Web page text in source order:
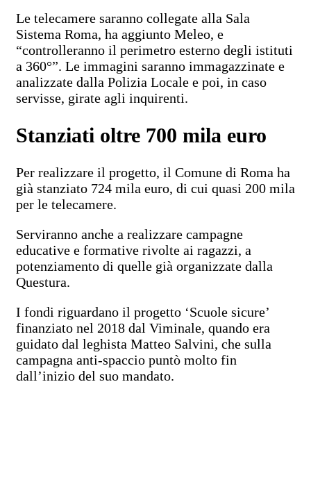
Le telecamere saranno collegate alla Sala
Sistema Roma, ha aggiunto Meleo, e
“controlleranno il perimetro esterno degli istituti
a 360°”. Le immagini saranno immagazzinate e
analizzate dalla Polizia Locale e poi, in caso
servisse, girate agli inquirenti.
Stanziati oltre 700 mila euro
Per realizzare il progetto, il Comune di Roma ha
già stanziato 724 mila euro, di cui quasi 200 mila
per le telecamere.
Serviranno anche a realizzare campagne
educative e formative rivolte ai ragazzi, a
potenziamento di quelle già organizzate dalla
Questura.
I fondi riguardano il progetto ‘Scuole sicure’
finanziato nel 2018 dal Viminale, quando era
guidato dal leghista Matteo Salvini, che sulla
campagna anti-spaccio puntò molto fin
dall’inizio del suo mandato.